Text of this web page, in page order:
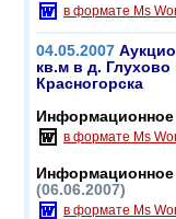
в формате Ms
04.05.2007
кв.м в д.
Красногорска
в формате Ms
Информационное
(06.06.2007)
в формате Ms